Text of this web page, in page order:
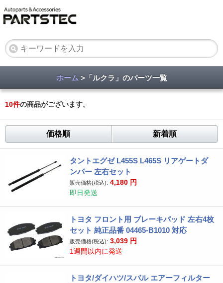
ホーム >「ルクラ」のパーツ一覧
10件の商品がございます。
価格順 新着順
タントエグゼ L455S L465S リアゲートダ
ンパー 左右セット
販売価格(税込): 4,180 円
即日発送
トヨタ フロント用 ブレーキパッド 左右4枚
セット 純正品番 04465-B1010 対応
販売価格(税込): 3,039 円
1週間以内に発送
トヨタ/ダイハツ/スバル エアーフィルター